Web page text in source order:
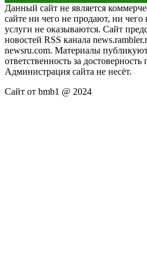
Данный сайт не является
сайте ни чего не продают, ни
услуги не оказываются. Сайт
новостей RSS канала
newsru.com. Материалы
ответственность за
Администрация сайта не несёт.
Сайт от bmb1 @ 2024